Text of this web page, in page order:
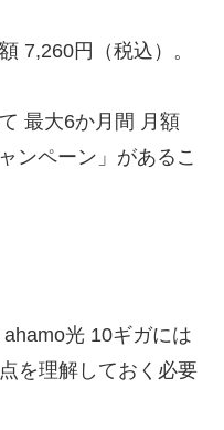
7,260円（税込）。
最大6か月間 月額
ンペーン」があるこ
ahamo光 10ギガには
を理解しておく必要